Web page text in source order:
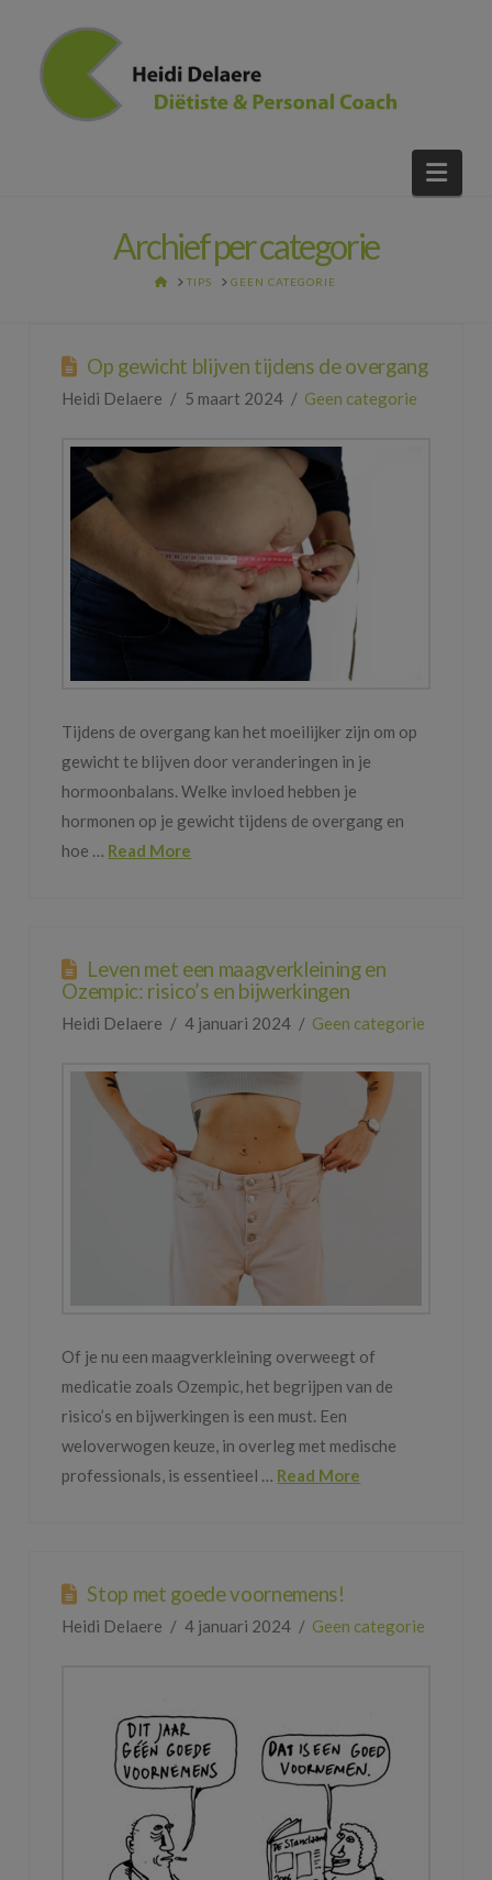
Archief per categorie
HOME
TIPS GEEN CATEGORIE
Op gewicht blijven tijdens de overgang
Heidi Delaere 5 maart 2024 Geen categorie
Tijdens de overgang kan het moeilijker zijn om op
gewicht te blijven door veranderingen in je
hormoonbalans. Welke invloed hebben je
hormonen op je gewicht tijdens de overgang en
hoe … Read More
Leven met een maagverkleining en
Ozempic: risico’s en bijwerkingen
Heidi Delaere 4 januari 2024 Geen categorie
Of je nu een maagverkleining overweegt of
medicatie zoals Ozempic, het begrijpen van de
risico’s en bijwerkingen is een must. Een
weloverwogen keuze, in overleg met medische
professionals, is essentieel … Read More
Stop met goede voornemens!
Heidi Delaere 4 januari 2024 Geen categorie